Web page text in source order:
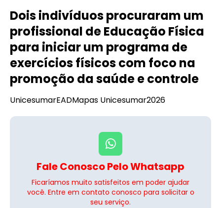
Dois indivíduos procuraram um
profissional de Educação Física
para iniciar um programa de
exercícios físicos com foco na
promoção da saúde e controle
UnicesumarEADMapas Unicesumar2026
Fale Conosco Pelo Whatsapp
Ficaríamos muito satisfeitos em poder ajudar
você. Entre em contato conosco para solicitar o
seu serviço.